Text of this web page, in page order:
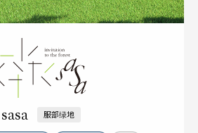
sasa 服部绿地